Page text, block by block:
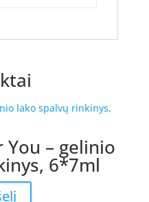
You – gelinio
6*7ml